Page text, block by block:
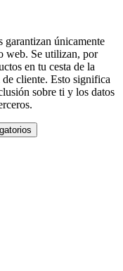
garantizan únicamente
web. Se utilizan, por
en tu cesta de la
cliente. Esto significa
sobre ti y los datos